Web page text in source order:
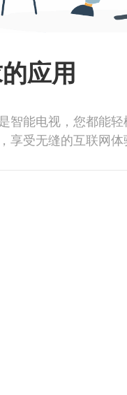
应用
能电视，您都能轻
受无缝的互联网体